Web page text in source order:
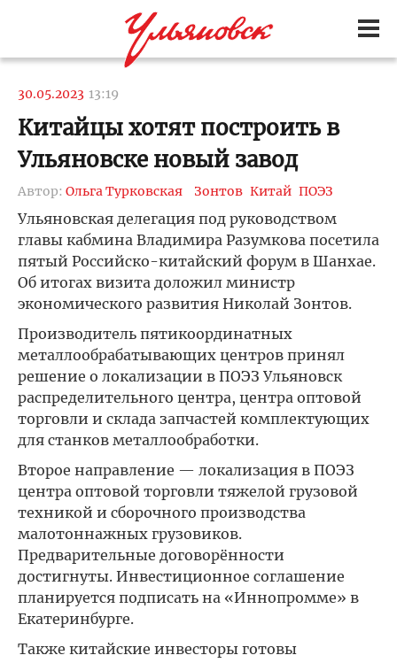
30.05.2023 13:19
Китайцы хотят построить в
Ульяновске новый завод
Автор: Ольга Турковская Зонтов Китай ПОЭЗ
Ульяновская делегация под руководством
главы кабмина Владимира Разумкова посетила
пятый Российско-китайский форум в Шанхае.
Об итогах визита доложил министр
экономического развития Николай Зонтов.
Производитель пятикоординатных
металлообрабатывающих центров принял
решение о локализации в ПОЭЗ Ульяновск
распределительного центра, центра оптовой
торговли и склада запчастей комплектующих
для станков металлообработки.
Второе направление — локализация в ПОЭЗ
центра оптовой торговли тяжелой грузовой
техникой и сборочного производства
малотоннажных грузовиков.
Предварительные договорённости
достигнуты. Инвестиционное соглашение
планируется подписать на «Иннопромме» в
Екатеринбурге.
Также китайские инвесторы готовы